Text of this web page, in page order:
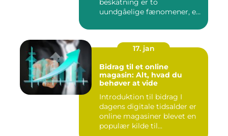
beskatning er to
uundgåelige fænomener, er
17. jan
Bidrag til et online
magasin: Alt, hvad du
behøver at vide
Introduktion til bidrag I
dagens digitale tidsalder er
online magasiner blevet en
populær kilde til...